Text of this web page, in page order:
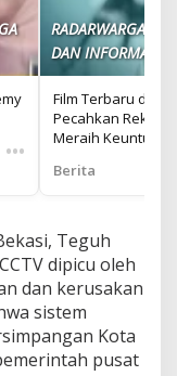
•••
RADARWARGA.ID
DAN INFORMASI
Film Terbaru di
Pecahkan Rekor,
Meraih
Berita
Teguh
dipicu oleh
dan kerusakan
sistem
Kota
pusat